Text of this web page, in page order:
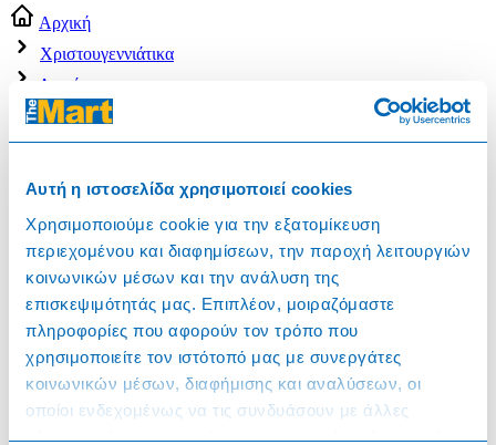
Αυτή η ιστοσελίδα χρησιμοποιεί cookies
Χρησιμοποιούμε cookie για την εξατομίκευση
περιεχομένου και διαφημίσεων, την παροχή λειτουργιών
κοινωνικών μέσων και την ανάλυση της
επισκεψιμότητάς μας. Επιπλέον, μοιραζόμαστε
πληροφορίες που αφορούν τον τρόπο που
χρησιμοποιείτε τον ιστότοπό μας με συνεργάτες
κοινωνικών μέσων, διαφήμισης και αναλύσεων, οι
οποίοι ενδεχομένως να τις συνδυάσουν με άλλες
πληροφορίες που τους έχετε παραχωρήσει ή τις οποίες
Αρχική
Χριστουγεννιάτικα
Διακόσμηση
Στεφάνια & Γιρλάντες
Γιρλάντα με πλαστικά κλαδιά πράσινη 2,7m
206972
Γιρλάντα με πλαστικά κλαδιά πράσινη